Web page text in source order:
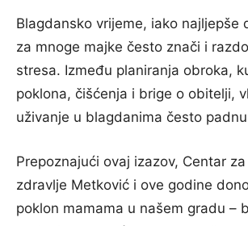
Blagdansko vrijeme, iako najljepše
za mnoge majke često znači i
stresa. Između planiranja obroka,
poklona, čišćenja i brige o obitelji,
uživanje u blagdanima često
Prepoznajući ovaj izazov, Centar
zdravlje Metković i ove godine
poklon mamama u našem gradu –